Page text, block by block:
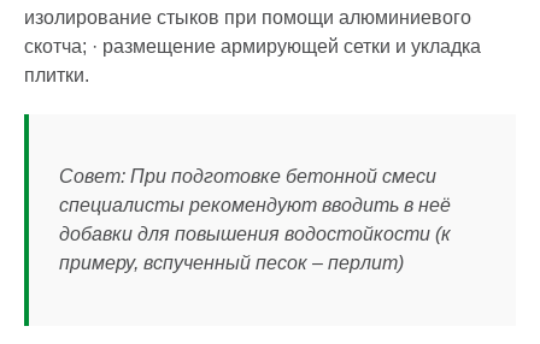
изолирование стыков при помощи алюминиевого
скотча; · размещение армирующей сетки и укладка
плитки.
Совет: При подготовке бетонной смеси
специалисты рекомендуют вводить в неё
добавки для повышения водостойкости (к
примеру, вспученный песок – перлит)